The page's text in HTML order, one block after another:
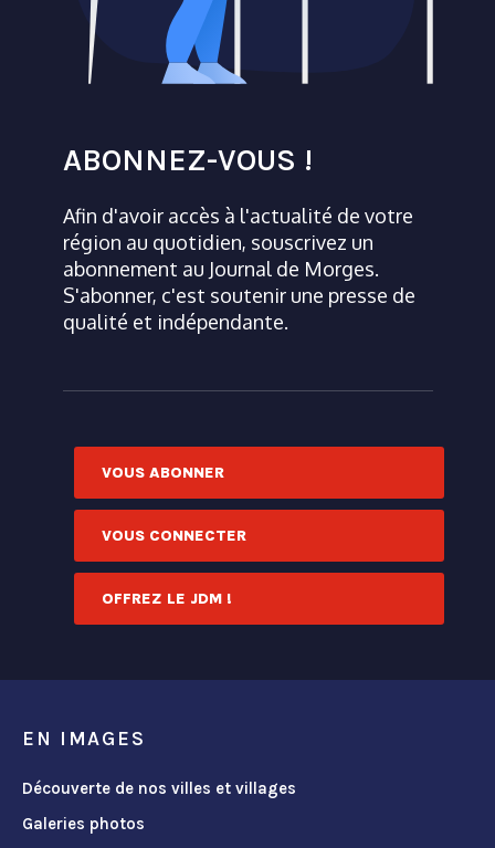
ABONNEZ-VOUS !
Afin d'avoir accès à l'actualité de votre
région au quotidien, souscrivez un
abonnement au Journal de Morges.
S'abonner, c'est soutenir une presse de
qualité et indépendante.
VOUS ABONNER
VOUS CONNECTER
OFFREZ LE JDM !
EN IMAGES
Découverte de nos villes et villages
Galeries photos